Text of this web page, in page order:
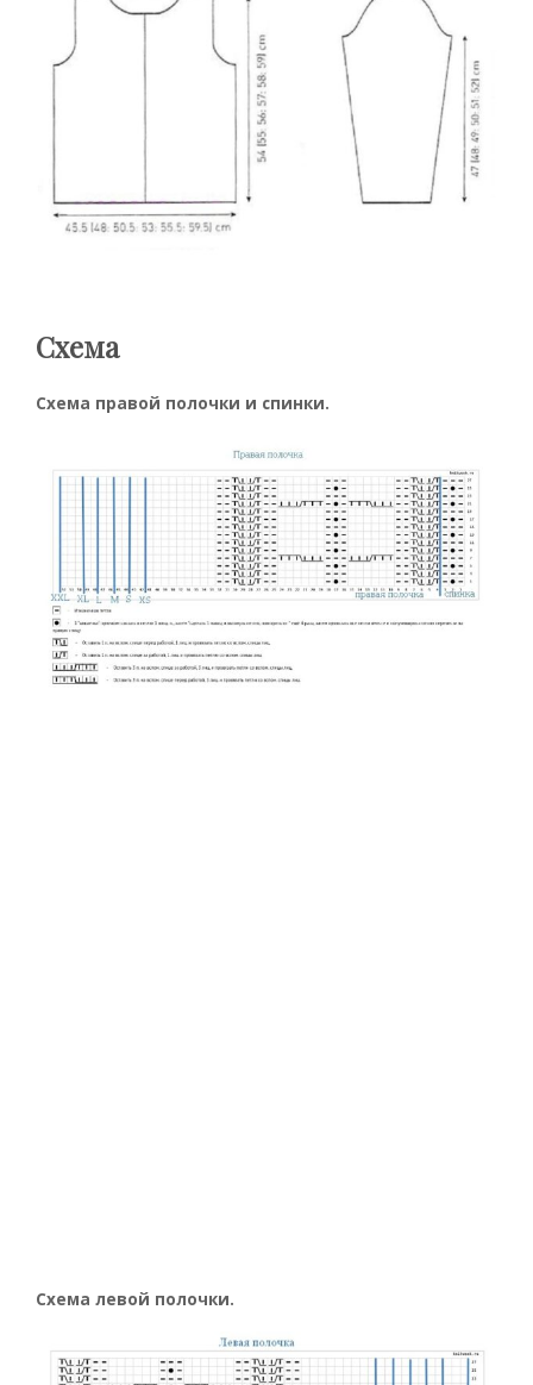
Схема
Схема правой полочки и спинки.
Схема левой полочки.